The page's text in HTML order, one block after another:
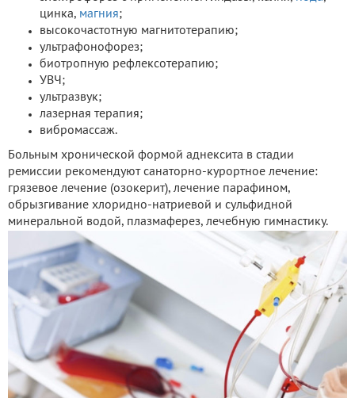
цинка, магния;
высокочастотную магнитотерапию;
ультрафонофорез;
биотропную рефлексотерапию;
УВЧ;
ультразвук;
лазерная терапия;
вибромассаж.
Больным хронической формой аднексита в стадии
ремиссии рекомендуют санаторно-курортное лечение:
грязевое лечение (озокерит), лечение парафином,
обрызгивание хлоридно-натриевой и сульфидной
минеральной водой, плазмаферез, лечебную гимнастику.